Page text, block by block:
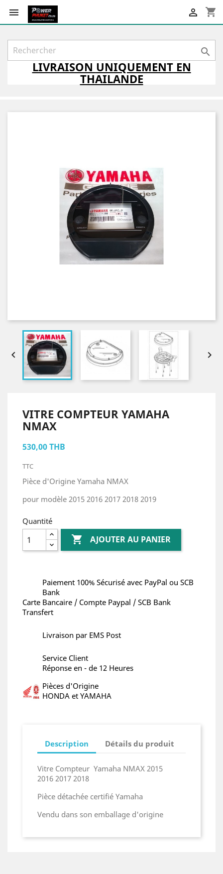
 shopping_cart


LIVRAISON UNIQUEMENTEN
THAILANDE
 
VITRE COMPTEUR YAMAHA
NMAX
530,00 THB
TTC
Pièce d'Origine Yamaha NMAX
pour modèle 2015 2016 2017 2018 2019
Quantité
 AJOUTER AU PANIER
Paiement 100% Sécurisé avec PayPal ou SCB
Bank
Carte Bancaire / Compte Paypal / SCB Bank
Transfert
Livraison par EMS Post
Service Client
Réponse en - de 12 Heures
Pièces d'Origine
HONDA et YAMAHA
Description Détails du produit
Vitre Compteur Yamaha NMAX 2015
2016 2017 2018
Pièce détachée certifié Yamaha
Vendu dans son emballage d'origine